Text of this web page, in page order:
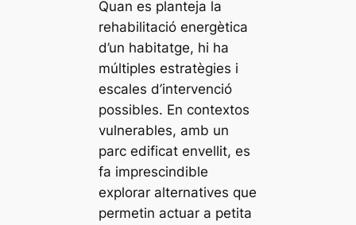
Quan es planteja la
rehabilitació energètica
d’un habitatge, hi ha
múltiples estratègies i
escales d’intervenció
possibles. En contextos
vulnerables, amb un
parc edificat envellit, es
fa imprescindible
explorar alternatives que
permetin actuar a petita